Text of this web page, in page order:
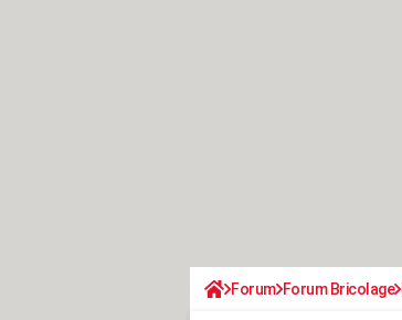
Forum Forum Bricolage